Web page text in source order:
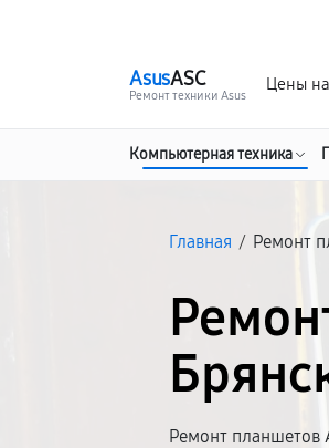
AsusASC
Ремонт техники Asus
Цены
Компьютерная техника
Главная / Ремонт
Ремонт планшетов